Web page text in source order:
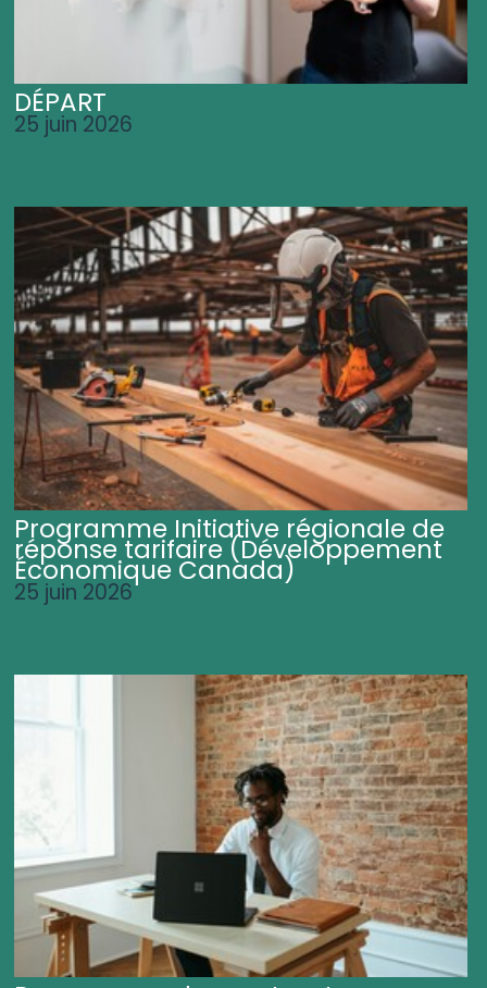
DÉPART
25 juin 2026
Programme Initiative régionale de
réponse tarifaire (Développement
Économique Canada)
25 juin 2026